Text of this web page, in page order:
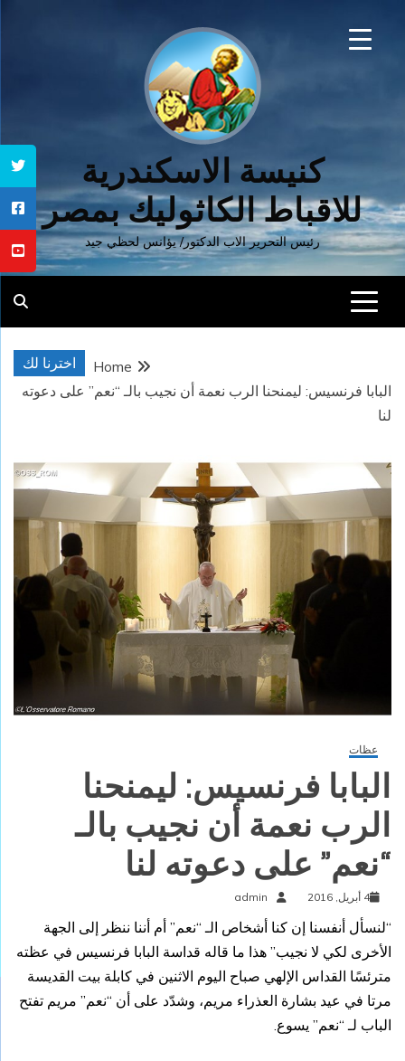
كنيسة الاسكندرية
للاقباط الكاثوليك بمصر
رئيس التحرير الاب الدكتور/ يؤانس لحظي جيد
اخترنا لك
Home
البابا فرنسيس: ليمنحنا الرب نعمة أن نجيب بالـ “نعم” على دعوته
لنا
عظات
البابا فرنسيس: ليمنحنا
الرب نعمة أن نجيب بالـ
“نعم” على دعوته لنا
4 أبريل, 2016 admin
“لنسأل أنفسنا إن كنا أشخاص الـ “نعم” أم أننا ننظر إلى الجهة
الأخرى لكي لا نجيب” هذا ما قاله قداسة البابا فرنسيس في عظته
مترئسًا القداس الإلهي صباح اليوم الاثنين في كابلة بيت القديسة
مرتا في عيد بشارة العذراء مريم، وشدّد على أن “نعم” مريم تفتح
الباب لـ “نعم” يسوع.